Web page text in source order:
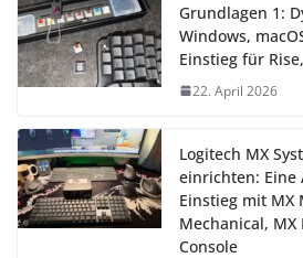
Grundlagen 1:
Windows,
Einstieg für
22. April 2026
Logitech MX
einrichten:
Einstieg mit MX
Mechanical,
Console